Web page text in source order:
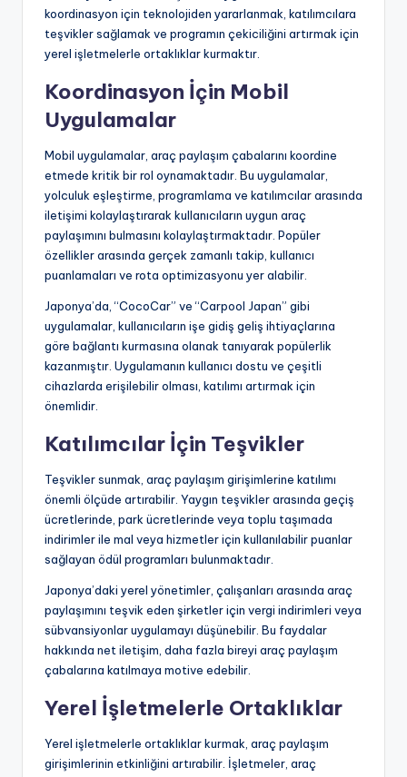
koordinasyon için teknolojiden yararlanmak, katılımcılara
teşvikler sağlamak ve programın çekiciliğini artırmak için
yerel işletmelerle ortaklıklar kurmaktır.
Koordinasyon İçin Mobil
Uygulamalar
Mobil uygulamalar, araç paylaşım çabalarını koordine
etmede kritik bir rol oynamaktadır. Bu uygulamalar,
yolculuk eşleştirme, programlama ve katılımcılar arasında
iletişimi kolaylaştırarak kullanıcıların uygun araç
paylaşımını bulmasını kolaylaştırmaktadır. Popüler
özellikler arasında gerçek zamanlı takip, kullanıcı
puanlamaları ve rota optimizasyonu yer alabilir.
Japonya’da, “CocoCar” ve “Carpool Japan” gibi
uygulamalar, kullanıcıların işe gidiş geliş ihtiyaçlarına
göre bağlantı kurmasına olanak tanıyarak popülerlik
kazanmıştır. Uygulamanın kullanıcı dostu ve çeşitli
cihazlarda erişilebilir olması, katılımı artırmak için
önemlidir.
Katılımcılar İçin Teşvikler
Teşvikler sunmak, araç paylaşım girişimlerine katılımı
önemli ölçüde artırabilir. Yaygın teşvikler arasında geçiş
ücretlerinde, park ücretlerinde veya toplu taşımada
indirimler ile mal veya hizmetler için kullanılabilir puanlar
sağlayan ödül programları bulunmaktadır.
Japonya’daki yerel yönetimler, çalışanları arasında araç
paylaşımını teşvik eden şirketler için vergi indirimleri veya
sübvansiyonlar uygulamayı düşünebilir. Bu faydalar
hakkında net iletişim, daha fazla bireyi araç paylaşım
çabalarına katılmaya motive edebilir.
Yerel İşletmelerle Ortaklıklar
Yerel işletmelerle ortaklıklar kurmak, araç paylaşım
girişimlerinin etkinliğini artırabilir. İşletmeler, araç